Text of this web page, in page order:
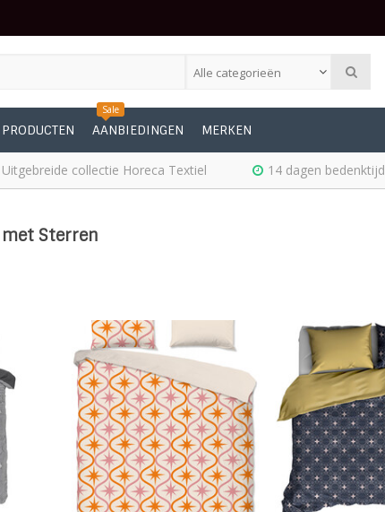
Alle categorieën
Sale
AANBIEDINGEN MERKEN
Uitgebreide collectie Horeca Textiel 14 dagen bedenktijd
Sterren